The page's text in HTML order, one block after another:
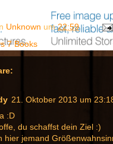
Unknown um22:59
7 Books
21. Oktober 2013 um
:D
du schaffst dein Ziel :)
hier jemand